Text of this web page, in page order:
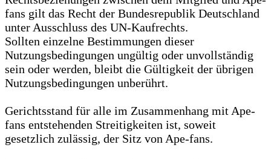
fans gilt das Recht der Bundesrepublik Deutschland
unter Ausschluss des UN-Kaufrechts.
Sollten einzelne Bestimmungen dieser
Nutzungsbedingungen ungültig oder unvollständig
sein oder werden, bleibt die Gültigkeit der übrigen
Nutzungsbedingungen unberührt.
Gerichtsstand für alle im Zusammenhang mit Ape-
fans entstehenden Streitigkeiten ist, soweit
gesetzlich zulässig, der Sitz von Ape-fans.